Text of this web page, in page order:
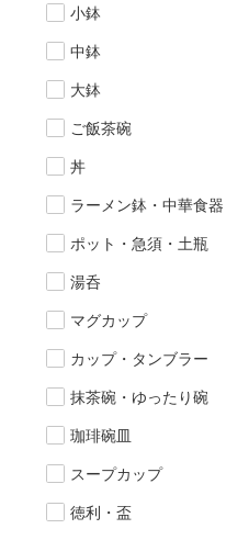
小鉢
中鉢
大鉢
ご飯茶碗
丼
ラーメン鉢・中華食器
ポット・急須・土瓶
湯呑
マグカップ
カップ・タンブラー
抹茶碗・ゆったり碗
珈琲碗皿
スープカップ
徳利・盃